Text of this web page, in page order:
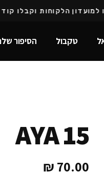
הלקוחות וקבלו קוד
טקבול הסיפור
AYA 15
70.00
₪